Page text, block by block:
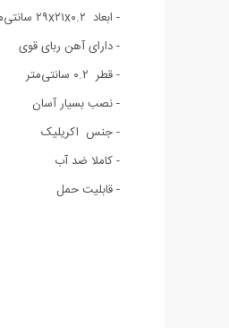
- ابعاد ۲۹x۲۱x۰.۲ سانتی‌متر
- دارای آهن ربای قوی
- قطر ۰.۲ سانتی‌متر
- نصب بسیار آسان
- جنس اکریلیک
- کاملا ضد آب
- قابلیت حمل